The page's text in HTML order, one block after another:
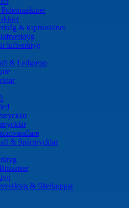
& kapmaskiner
luftverktyg
& Ledgrepp
& Spärrnycklar
& filterkoppar